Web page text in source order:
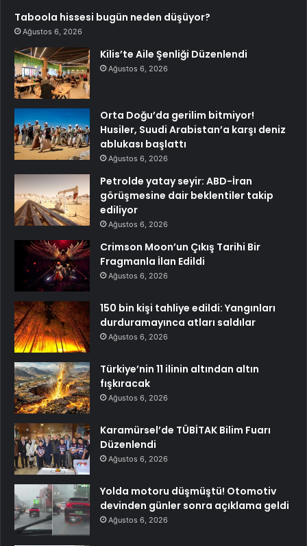
Taboola hissesi bugün neden düşüyor?
Ağustos 6, 2026
Kilis’te Aile Şenliği Düzenlendi
Ağustos 6, 2026
Orta Doğu’da gerilim bitmiyor!
Husiler, Suudi Arabistan’a karşı deniz
ablukası başlattı
Ağustos 6, 2026
Petrolde yatay seyir: ABD-İran
görüşmesine dair beklentiler takip
ediliyor
Ağustos 6, 2026
Crimson Moon’un Çıkış Tarihi Bir
Fragmanla İlan Edildi
Ağustos 6, 2026
150 bin kişi tahliye edildi: Yangınları
durduramayınca atları saldılar
Ağustos 6, 2026
Türkiye’nin 11 ilinin altından altın
fışkıracak
Ağustos 6, 2026
Karamürsel’de TÜBİTAK Bilim Fuarı
Düzenlendi
Ağustos 6, 2026
Yolda motoru düşmüştü! Otomotiv
devinden günler sonra açıklama geldi
Ağustos 6, 2026